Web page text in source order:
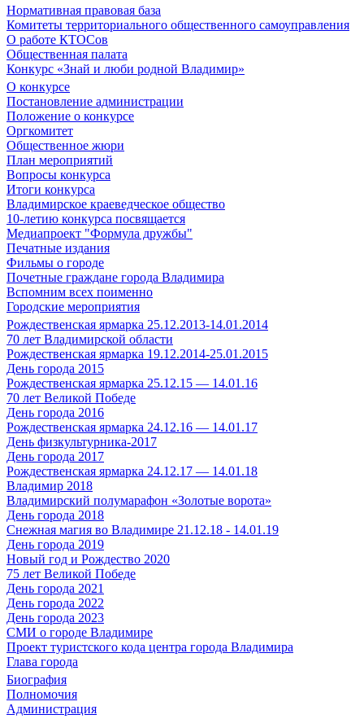
Нормативная правовая база
Комитеты территориального общественного самоуправления
О работе КТОСов
Общественная палата
Конкурс «Знай и люби родной Владимир»
О конкурсе
Постановление администрации
Положение о конкурсе
Оргкомитет
Общественное жюри
План мероприятий
Вопросы конкурса
Итоги конкурса
Владимирское краеведческое общество
10-летию конкурса посвящается
Медиапроект "Формула дружбы"
Печатные издания
Фильмы о городе
Почетные граждане города Владимира
Вспомним всех поименно
Городские мероприятия
Рождественская ярмарка 25.12.2013-14.01.2014
70 лет Владимирской области
Рождественская ярмарка 19.12.2014-25.01.2015
День города 2015
Рождественская ярмарка 25.12.15 — 14.01.16
70 лет Великой Победе
День города 2016
Рождественская ярмарка 24.12.16 — 14.01.17
День физкультурника-2017
День города 2017
Рождественская ярмарка 24.12.17 — 14.01.18
Владимир 2018
Владимирский полумарафон «Золотые ворота»
День города 2018
Снежная магия во Владимире 21.12.18 - 14.01.19
День города 2019
Новый год и Рождество 2020
75 лет Великой Победе
День города 2021
День города 2022
День города 2023
СМИ о городе Владимире
Проект туристского кода центра города Владимира
Глава города
Биография
Полномочия
Администрация